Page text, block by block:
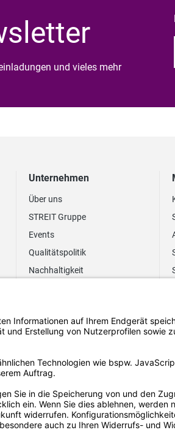
und vieles mehr
Unternehmen
Über uns
STREIT Gruppe
Events
Qualitätspolitik
Nachhaltigkeit